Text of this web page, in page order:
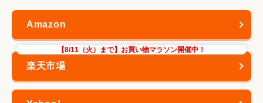
【8/11（火）まで】お買い物マラソン開催中！